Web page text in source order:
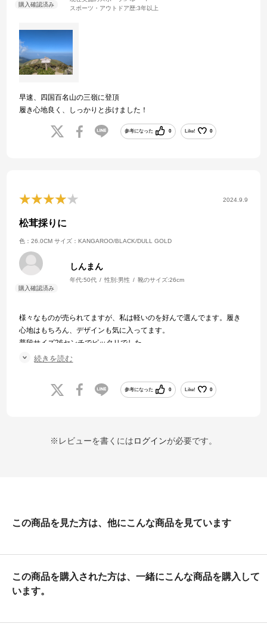
スポーツ・アウトドア歴:3年以上
早速、四国百名山の三嶺に登頂
履き心地良く、しっかりと歩けました！
参考になった 0 Like! 0
2024.9.9
松茸採りに
色：26.0CM サイズ：KANGAROO/BLACK/DULL GOLD
しんまん
年代:50代 性別:男性 靴のサイズ:26cm
様々なものが売られてますが、私は軽いのを好んで選んでます。履き
心地はもちろん、デザインも気に入ってます。
普段サイズ26センチでピッタリでした。
続きを読む
参考になった 0 Like! 0
※レビューを書くにはログインが必要です。
この商品を見た方は、他にこんな商品を見ています
この商品を購入された方は、一緒にこんな商品を購入して
います。